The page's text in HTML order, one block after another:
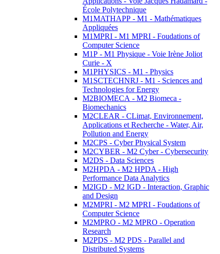
École Polytechnique
M1MATHAPP - M1 - Mathématiques
Appliquées
M1MPRI - M1 MPRI - Foudations of
Computer Science
M1P - M1 Physique - Voie Irène Joliot
Curie - X
M1PHYSICS - M1 - Physics
M1SCTECHNRJ - M1 - Sciences and
Technologies for Energy
M2BIOMECA - M2 Biomeca -
Biomechanics
M2CLEAR - CLimat, Environnement,
Applications et Recherche - Water, Air,
Pollution and Energy
M2CPS - Cyber Physical System
M2CYBER - M2 Cyber - Cybersecurity
M2DS - Data Sciences
M2HPDA - M2 HPDA - High
Performance Data Analytics
M2IGD - M2 IGD - Interaction, Graphic
and Design
M2MPRI - M2 MPRI - Foudations of
Computer Science
M2MPRO - M2 MPRO - Operation
Research
M2PDS - M2 PDS - Parallel and
Distributed Systems